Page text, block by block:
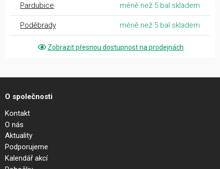
Pardubice méně než 5 bal skladem
Poděbrady méně než 5 bal skladem
Zobrazit přesnou dostupnost na prodejnách
O společnosti
Kontakt
O nás
Aktuality
Podporujeme
Kalendář akcí